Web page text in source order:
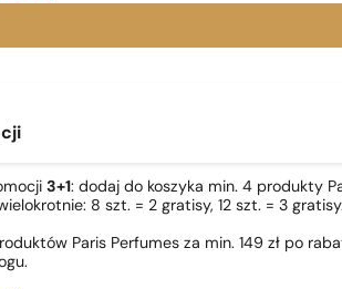
3+1: dodaj do koszyka min. 4 produkty
8 szt. = 2 gratisy, 12 szt. = 3
Paris Perfumes za min. 149 zł po